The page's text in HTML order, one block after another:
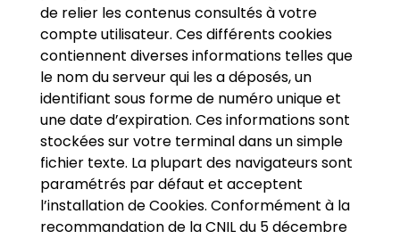
de relier les contenus consultés à votre
compte utilisateur. Ces différents cookies
contiennent diverses informations telles que
le nom du serveur qui les a déposés, un
identifiant sous forme de numéro unique et
une date d’expiration. Ces informations sont
stockées sur votre terminal dans un simple
fichier texte. La plupart des navigateurs sont
paramétrés par défaut et acceptent
l’installation de Cookies. Conformément à la
recommandation de la CNIL du 5 décembre